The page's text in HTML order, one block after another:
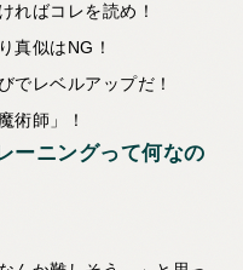
ればコレを読め！
真似はNG！
でレベルアップだ！
術師」！
ーニングって何なの